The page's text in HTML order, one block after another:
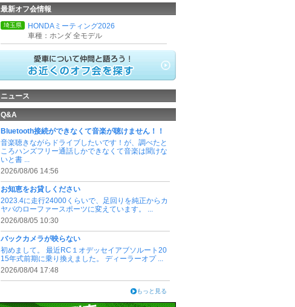
最新オフ会情報
埼玉県
HONDAミーティング2026
車種：ホンダ 全モデル
ニュース
Q&A
Bluetooth接続ができなくて音楽が聴けません！！
音楽聴きながらドライブしたいです！が、調べたと
ころハンズフリー通話しかできなくて音楽は聞けな
いと書 ...
2026/08/06 14:56
お知恵をお貸しください
2023.4に走行24000くらいで、足回りを純正からカ
ヤバのローファースポーツに変えています。 ...
2026/08/05 10:30
バックカメラが映らない
初めまして。 最近RC１オデッセイアブソルート20
15年式前期に乗り換えました。 ディーラーオプ ...
2026/08/04 17:48
もっと見る